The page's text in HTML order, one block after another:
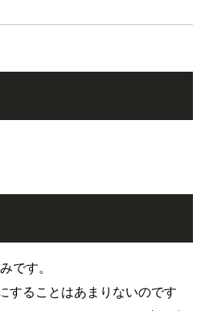
です。
することはあまりないのです